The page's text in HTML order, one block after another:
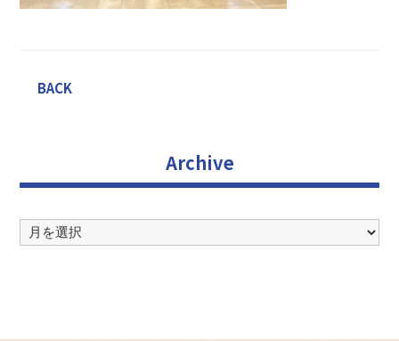
BACK
Archive
Archive